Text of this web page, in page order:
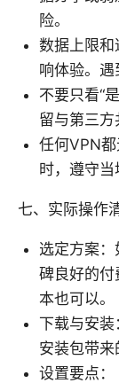
险。
数据上限
响体验。遇
不要只看“
留与第三方
任何VPN
时，遵守当
七、实际操作
选定方案
碑良好的
本也可以。
下载与安
安装包带来
设置要点：